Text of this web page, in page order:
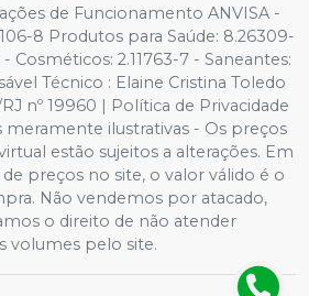
de Funcionamento ANVISA -
8 Produtos para Saúde: 8.26309-
Cosméticos: 2.11763-7 - Saneantes:
Técnico : Elaine Cristina Toledo
nº 19960 | Política de Privacidade
meramente ilustrativas - Os preços
estão sujeitos a alterações. Em
preços no site, o valor válido é o
Não vendemos por atacado,
o direito de não atender
volumes pelo site.